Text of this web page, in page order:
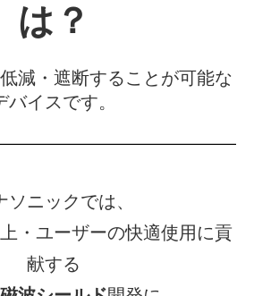
は？
減・遮断することが可能な
バイスです。
ソニックでは、
・ユーザーの快適使用に貢
献する